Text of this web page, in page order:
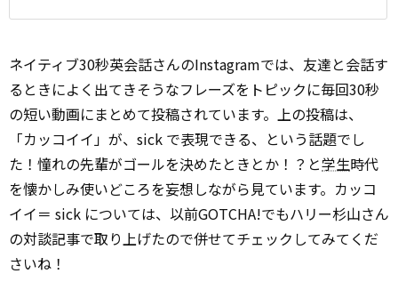
ネイティブ30秒英会話さんのInstagramでは、友達と会話す
るときによく出てきそうなフレーズをトピックに毎回30秒
の短い動画にまとめて投稿されています。上の投稿は、
「カッコイイ」が、sick で表現できる、という話題でし
た！憧れの先輩がゴールを決めたときとか！？と学生時代
を懐かしみ使いどころを妄想しながら見ています。カッコ
イイ＝ sick については、以前GOTCHA!でもハリー杉山さん
の対談記事で取り上げたので併せてチェックしてみてくだ
さいね！